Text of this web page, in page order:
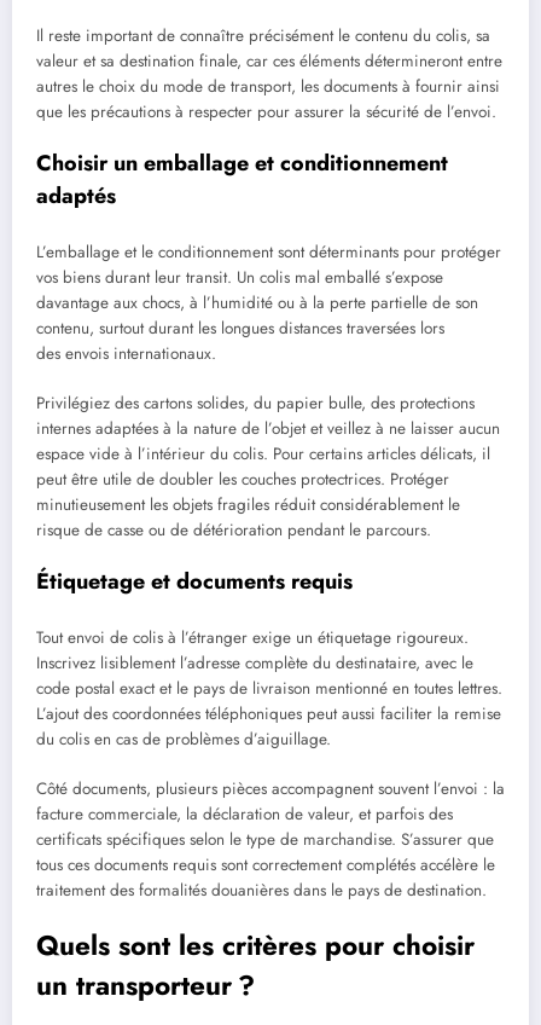
Il reste important de connaître précisément le contenu du colis, sa
valeur et sa destination finale, car ces éléments détermineront entre
autres le choix du mode de transport, les documents à fournir ainsi
que les précautions à respecter pour assurer la sécurité de l’envoi.
Choisir un emballage et conditionnement
adaptés
L’emballage et le conditionnement sont déterminants pour protéger
vos biens durant leur transit. Un colis mal emballé s’expose
davantage aux chocs, à l’humidité ou à la perte partielle de son
contenu, surtout durant les longues distances traversées lors
des envois internationaux.
Privilégiez des cartons solides, du papier bulle, des protections
internes adaptées à la nature de l’objet et veillez à ne laisser aucun
espace vide à l’intérieur du colis. Pour certains articles délicats, il
peut être utile de doubler les couches protectrices. Protéger
minutieusement les objets fragiles réduit considérablement le
risque de casse ou de détérioration pendant le parcours.
Étiquetage et documents requis
Tout envoi de colis à l’étranger exige un étiquetage rigoureux.
Inscrivez lisiblement l’adresse complète du destinataire, avec le
code postal exact et le pays de livraison mentionné en toutes lettres.
L’ajout des coordonnées téléphoniques peut aussi faciliter la remise
du colis en cas de problèmes d’aiguillage.
Côté documents, plusieurs pièces accompagnent souvent l’envoi : la
facture commerciale, la déclaration de valeur, et parfois des
certificats spécifiques selon le type de marchandise. S’assurer que
tous ces documents requis sont correctement complétés accélère le
traitement des formalités douanières dans le pays de destination.
Quels sont les critères pour choisir
un transporteur ?